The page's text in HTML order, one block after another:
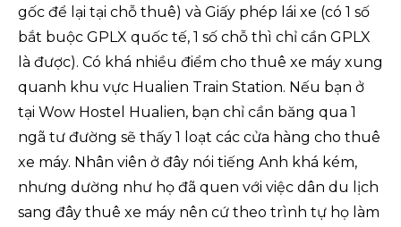
gốc để lại tại chỗ thuê) và Giấy phép lái xe (có 1 số
bắt buộc GPLX quốc tế, 1 số chỗ thì chỉ cần GPLX
là được). Có khá nhiều điểm cho thuê xe máy xung
quanh khu vực Hualien Train Station. Nếu bạn ở
tại Wow Hostel Hualien, bạn chỉ cần băng qua 1
ngã tư đường sẽ thấy 1 loạt các cửa hàng cho thuê
xe máy. Nhân viên ở đây nói tiếng Anh khá kém,
nhưng dường như họ đã quen với việc dân du lịch
sang đây thuê xe máy nên cứ theo trình tự họ làm